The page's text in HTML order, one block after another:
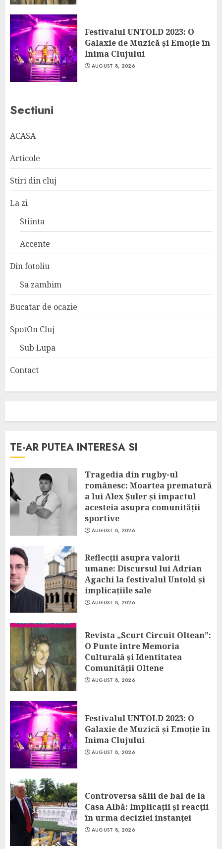
Festivalul UNTOLD 2023: O
Galaxie de Muzică și Emoție în
Inima Clujului
AUGUST 8, 2026
Sectiuni
ACASA
Articole
Stiri din cluj
La zi
Stiinta
Accente
Din fotoliu
Sa zambim
Bucatar de ocazie
SpotOn Cluj
Sub Lupa
Contact
TE-AR PUTEA INTERESA SI
Tragedia din rugby-ul
românesc: Moartea prematură
a lui Alex Șuler și impactul
acesteia asupra comunității
sportive
AUGUST 8, 2026
Reflecții asupra valorii
umane: Discursul lui Adrian
Agachi la festivalul Untold și
implicațiile sale
AUGUST 8, 2026
Revista „Scurt Circuit Oltean”:
O Punte între Memoria
Culturală și Identitatea
Comunității Oltene
AUGUST 8, 2026
Festivalul UNTOLD 2023: O
Galaxie de Muzică și Emoție în
Inima Clujului
AUGUST 8, 2026
Controversa sălii de bal de la
Casa Albă: Implicații și reacții
în urma deciziei instanței
AUGUST 8, 2026